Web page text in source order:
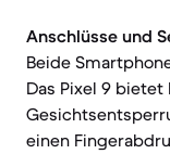
Anschlüsse und
Beide
Das Pixel 9
einen